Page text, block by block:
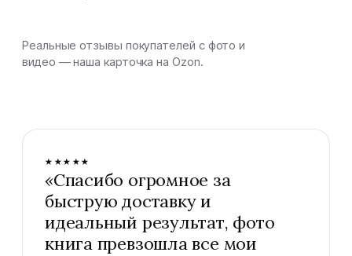
Реальные отзывы покупателей с фото и
видео — наша карточка на Ozon.
★★★★★
«Спасибо огромное за
быструю доставку и
идеальный результат, фото
книга превзошла все мои